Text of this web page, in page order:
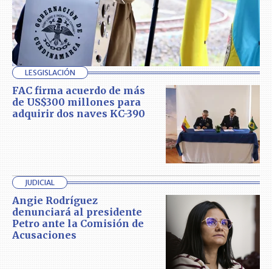
LESGISLACIÓN
FAC firma acuerdo de más
de US$300 millones para
adquirir dos naves KC-390
JUDICIAL
Angie Rodríguez
denunciará al presidente
Petro ante la Comisión de
Acusaciones